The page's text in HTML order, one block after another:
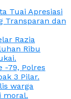
Tuai Apresiasi
Transparan dan
Razia
Ribu
-79, Polres
3 Pilar.
warga
moral.